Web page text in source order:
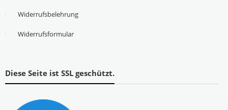
Widerrufsbelehrung
Widerrufsformular
Diese Seite ist SSL geschützt.